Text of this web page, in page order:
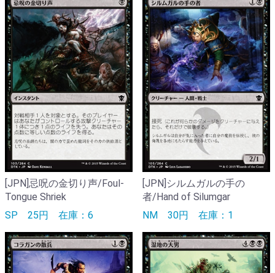
[JPN]忌呪の金切り声/Foul-
Tongue Shriek
SP 25円 在庫：6
[JPN]シルムガルの手の
者/Hand of Silumgar
NM 30円 在庫：1